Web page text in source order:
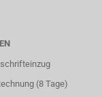
(8 Tage)